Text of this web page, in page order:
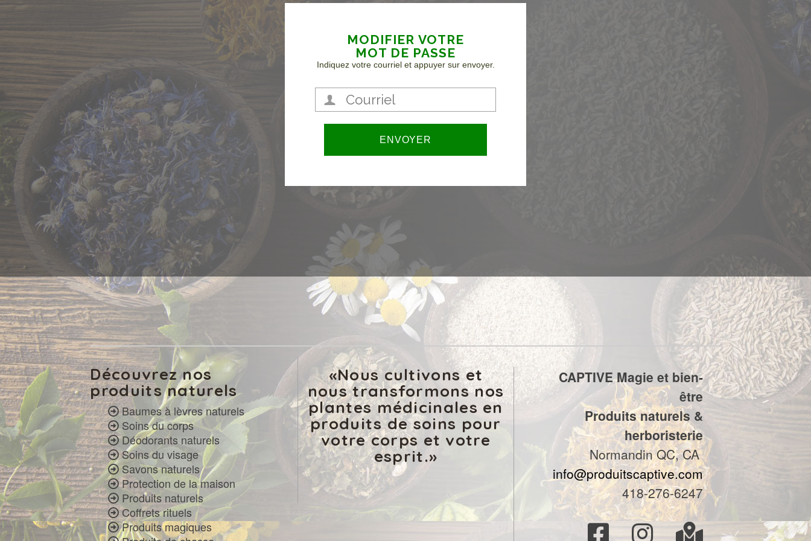
MODIFIER VOTRE
MOT DE PASSE
Indiquez votre courriel et appuyer sur envoyer.
Découvrez nos
produits naturels
Baumes à lèvres naturels
Soins du corps
Déodorants naturels
Soins du visage
Savons naturels
Protection de la maison
Produits naturels
Coffrets rituels
Produits magiques
«Nous cultivons et
nous transformons nos
plantes médicinales en
produits de soins pour
votre corps et votre
esprit.»
CAPTIVE Magie et bien-
être
Produits naturels &
herboristerie
Normandin QC, CA
info@produitscaptive.com
418-276-6247